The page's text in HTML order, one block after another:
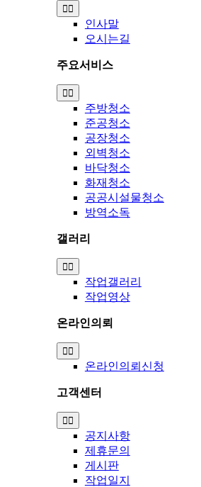
Toggle
Navigation
인사말
오시는길
주요서비스
Toggle
Navigation
주방청소
준공청소
공장청소
외벽청소
바닥청소
화재청소
공공시설물청소
방역소독
갤러리
Toggle
Navigation
작업갤러리
작업영상
온라인의뢰
Toggle
Navigation
온라인의뢰신청
고객센터
Toggle
Navigation
공지사항
제휴문의
게시판
작업일지